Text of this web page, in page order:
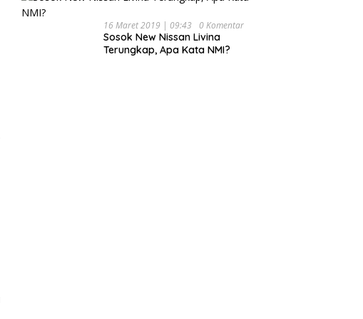
16 Maret 2019 | 09:43 0 Komentar
Sosok New Nissan Livina
Terungkap, Apa Kata NMI?